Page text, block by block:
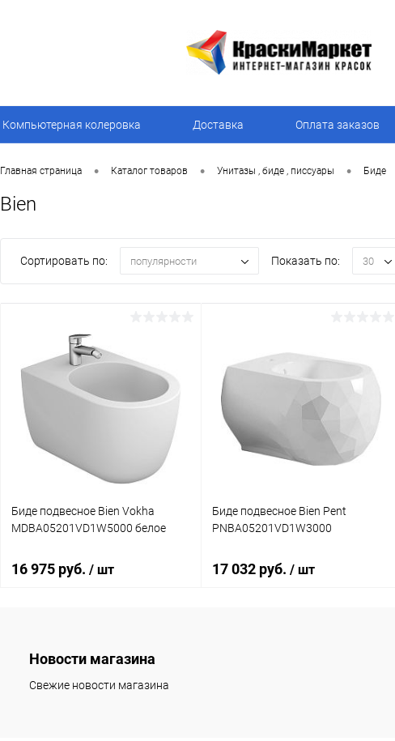
Компьютерная колеровка Доставка Оплата заказов
Главная страница • Каталог товаров • Унитазы , биде , писсуары • Биде
Bien
Сортировать по: популярности Показать по: 30
Биде подвесное Bien Vokha
MDBA05201VD1W5000 белое
16 975 руб. / шт
Купить в 1 клик
Биде подвесное Bien Pent
PNBA05201VD1W3000
17 032 руб. / шт
Новости магазина
Свежие новости магазина